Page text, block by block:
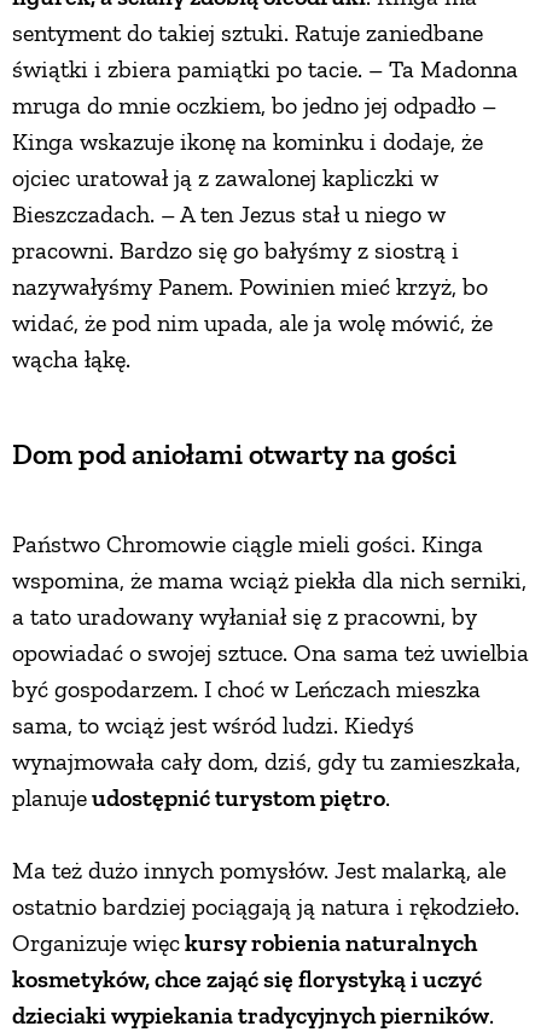
sentyment do takiej sztuki. Ratuje zaniedbane
świątki i zbiera pamiątki po tacie. – Ta Madonna
mruga do mnie oczkiem, bo jedno jej odpadło –
Kinga wskazuje ikonę na kominku i dodaje, że
ojciec uratował ją z zawalonej kapliczki w
Bieszczadach. – A ten Jezus stał u niego w
pracowni. Bardzo się go bałyśmy z siostrą i
nazywałyśmy Panem. Powinien mieć krzyż, bo
widać, że pod nim upada, ale ja wolę mówić, że
wącha łąkę.
Dom pod aniołami otwarty na gości
Państwo Chromowie ciągle mieli gości. Kinga
wspomina, że mama wciąż piekła dla nich serniki,
a tato uradowany wyłaniał się z pracowni, by
opowiadać o swojej sztuce. Ona sama też uwielbia
być gospodarzem. I choć w Leńczach mieszka
sama, to wciąż jest wśród ludzi. Kiedyś
wynajmowała cały dom, dziś, gdy tu zamieszkała,
planujeudostępnić turystom piętro.
Ma też dużo innych pomysłów. Jest malarką, ale
ostatnio bardziej pociągają ją natura i rękodzieło.
Organizuje więckursy robienia naturalnych
kosmetyków, chce zająć się florystyką i uczyć
dzieciaki wypiekania tradycyjnych pierników.